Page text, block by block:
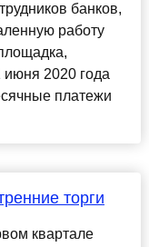
банков,
работу
июня 2020 года
платежи
торги
квартале